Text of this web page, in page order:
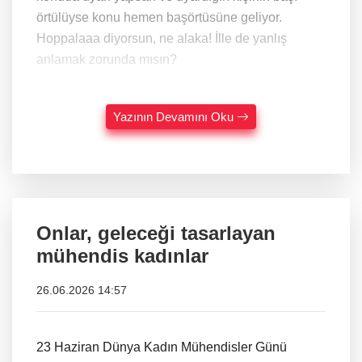
örtülüyse konu hemen başörtüsüne geliyor.
Hoppalaaa diyorsun, ne alaka! İlle de yanlış
anlamak zorunda mısın?
Yazının Devamını Oku
Onlar, geleceği tasarlayan
mühendis kadınlar
26.06.2026 14:57
23 Haziran Dünya Kadın Mühendisler Günü